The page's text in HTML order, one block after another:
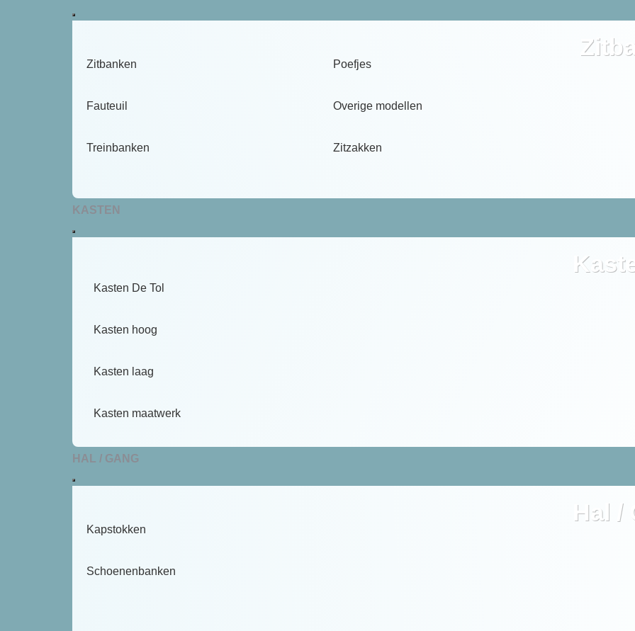
Zitbanken
Fauteuil
Treinbanken
Poefjes
Overige modellen
Zitzakken
KASTEN
Kasten De Tol
Kasten hoog
Kasten laag
Kasten maatwerk
HAL / GANG
Kapstokken
Schoenenbanken
Hal /